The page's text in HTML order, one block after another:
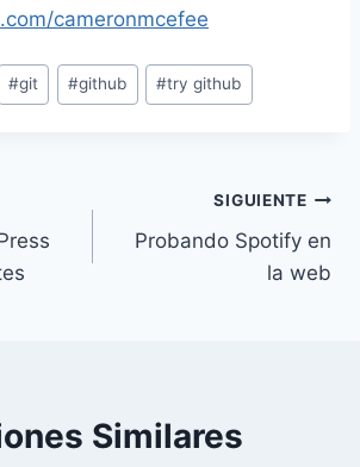
cameronmcefee
#git #github #try github
SIGUIENTE
Probando Spotify en
la web
Similares